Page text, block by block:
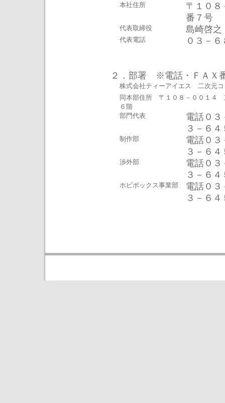
本社住所
〒１０
番７号
代表取締役 島崎啓之
代表電話 ０３－
２．部署 ※電話・ＦＡＸ
株式会社ティーアイエス 二次元コ
同本部住所 〒１０８－００１４
６階
部門代表
電話０
３－６
制作部
電話０
３－６
渉外部
電話０
３－６
ホビボックス事業部
電話０
３－６